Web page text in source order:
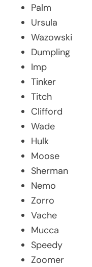
Palm
Ursula
Wazowski
Dumpling
Imp
Tinker
Titch
Clifford
Wade
Hulk
Moose
Sherman
Nemo
Zorro
Vache
Mucca
Speedy
Zoomer